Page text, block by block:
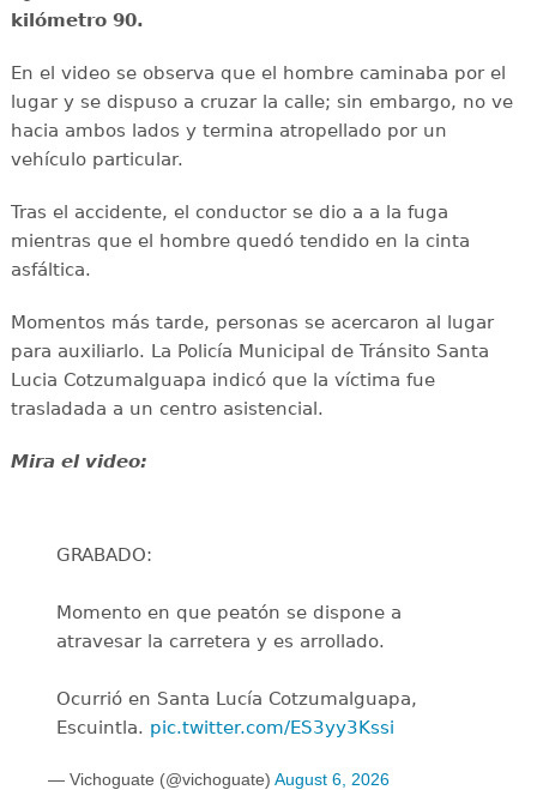
kilómetro 90.
En el video se observa que el hombre caminaba por el
lugar y se dispuso a cruzar la calle; sin embargo, no ve
hacia ambos lados y termina atropellado por un
vehículo particular.
Tras el accidente, el conductor se dio a a la fuga
mientras que el hombre quedó tendido en la cinta
asfáltica.
Momentos más tarde, personas se acercaron al lugar
para auxiliarlo. La Policía Municipal de Tránsito Santa
Lucia Cotzumalguapa indicó que la víctima fue
trasladada a un centro asistencial.
Mira el video:
GRABADO:
Momento en que peatón se dispone a
atravesar la carretera y es arrollado.
Ocurrió en Santa Lucía Cotzumalguapa,
Escuintla. pic.twitter.com/ES3yy3Kssi
— Vichoguate (@vichoguate) August 6, 2026